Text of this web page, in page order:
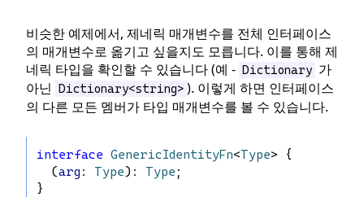
비슷한 예제에서, 제네릭 매개변수를 전체 인터페이스
의 매개변수로 옮기고 싶을지도 모릅니다. 이를 통해 제
네릭 타입을 확인할 수 있습니다 (예 - Dictionary 가
아닌
Dictionary<string> ). 이렇게 하면 인터페이스
의 다른 모든 멤버가 타입 매개변수를 볼 수 있습니다.
interface GenericIdentityFn<Type> {
  (
arg : Type): Type ;
}